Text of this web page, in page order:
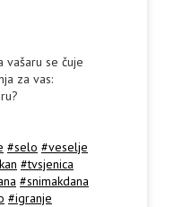
vašaru se čuje
za vas:
#selo #veselje
#tvsjenica
#snimakdana
#igranje